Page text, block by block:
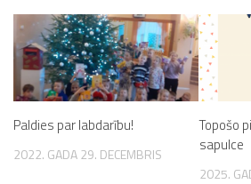
Paldies par labdarību!
2022. GADA 29. DECEMBRIS
Topošo
sapulce
2025.